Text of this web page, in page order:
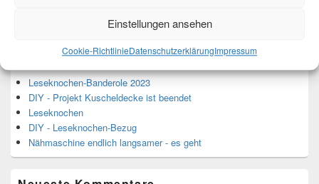
Einstellungen ansehen
Cookie-RichtlinieDatenschutzerklärungImpressum
Top-Beiträge und Top-Seiten
Leseknochen-Banderole 2023
DIY - Projekt Kuscheldecke ist beendet
Leseknochen
DIY - Leseknochen-Bezug
Nähmaschine endlich langsamer - es geht